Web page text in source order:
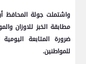
واشتملت جولة المحافظ
مطابقة الخبز للاوزان
ضرورة المتابعة
للمواطنين.